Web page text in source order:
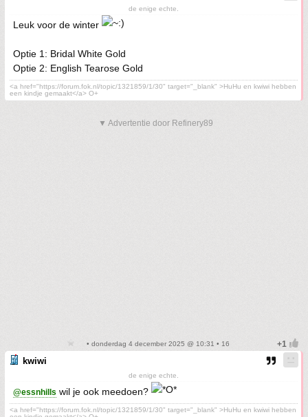
de enige echte.
Leuk voor de winter
Optie 1: Bridal White Gold
Optie 2: English Tearose Gold
<a href="https://forum.fok.nl/topic/1321859/1/30" target="_blank" >HuHu en kwiwi hebben
een kindje gemaakt</a> O+
▼ Advertentie door Refinery89
• donderdag 4 december 2025 @ 10:31 • 16
kwiwi
de enige echte.
@essnhills wil je ook meedoen?
<a href="https://forum.fok.nl/topic/1321859/1/30" target="_blank" >HuHu en kwiwi hebben